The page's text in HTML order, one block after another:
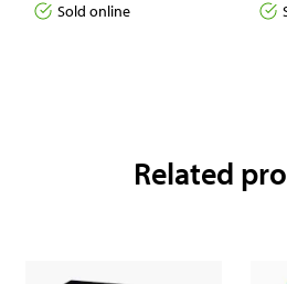
Sold online
Related